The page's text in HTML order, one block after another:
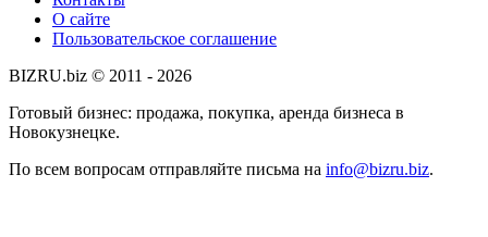
О сайте
Пользовательское соглашение
BIZRU.biz © 2011 - 2026
Готовый бизнес: продажа, покупка, аренда бизнеса в
Новокузнецке.
По всем вопросам отправляйте письма на info@bizru.biz.